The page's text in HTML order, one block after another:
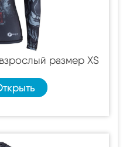
размер XS